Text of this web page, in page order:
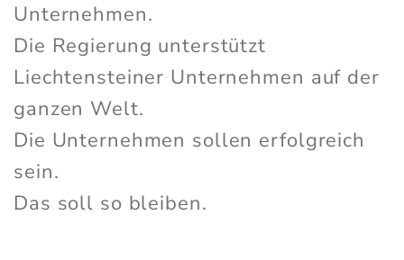
Unternehmen.
Die Regierung unterstützt
Liechtensteiner Unternehmen auf der
ganzen Welt.
Die Unternehmen sollen erfolgreich
sein.
Das soll so bleiben.